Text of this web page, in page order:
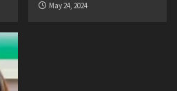
May 24, 2024